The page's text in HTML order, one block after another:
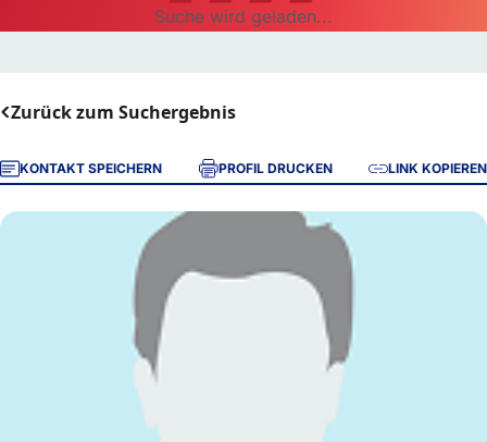
Suche wird geladen...
Zurück zum Suchergebnis
KONTAKT SPEICHERN PROFIL DRUCKEN LINK KOPIEREN